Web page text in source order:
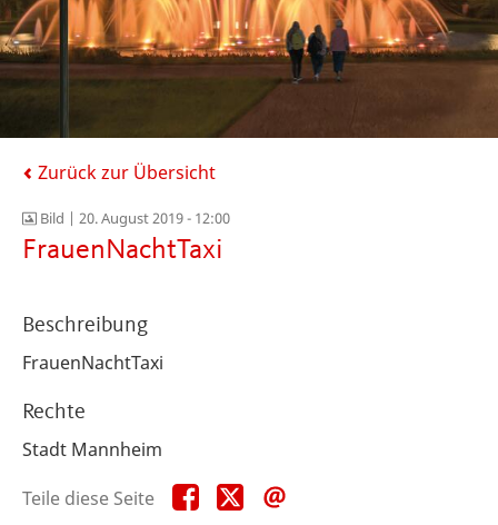
Zurück zur Übersicht
Bild | 20. August 2019 - 12:00
FrauenNachtTaxi
Beschreibung
FrauenNachtTaxi
Rechte
Stadt Mannheim
Teile diese Seite
Teile
diese
Teile
diese